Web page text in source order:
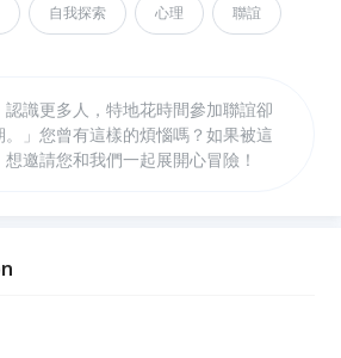
自我探索 心理 聯誼
認識更多人，特地花時間參加聯誼卻
」您曾有這樣的煩惱嗎？如果被這
邀請您和我們一起展開心冒險！